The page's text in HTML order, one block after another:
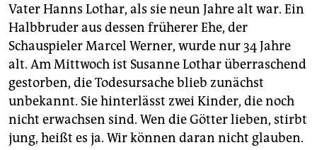
Vater Hanns Lothar, als sie neun Jahre alt war. Ein
Halbbruder aus dessen früherer Ehe, der
Schauspieler Marcel Werner, wurde nur 34 Jahre
alt. Am Mittwoch ist Susanne Lothar überraschend
gestorben, die Todesursache blieb zunächst
unbekannt. Sie hinterlässt zwei Kinder, die noch
nicht erwachsen sind. Wen die Götter lieben, stirbt
jung, heißt es ja. Wir können daran nicht glauben.